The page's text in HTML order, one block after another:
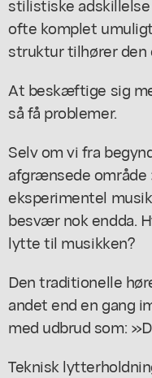
ofte komplet
struktur tilhører den
At beskæftige sig
så få problemer.
Selv om vi fra
afgrænsede område
eksperimentel
besvær nok endda.
lytte til musikken?
Den traditionelle
andet end en gang
med udbrud som:
Teknisk